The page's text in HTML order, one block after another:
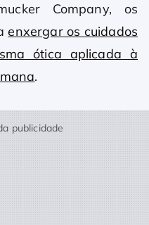
Company, os
enxergar os cuidados
ótica aplicada à
.
publicidade